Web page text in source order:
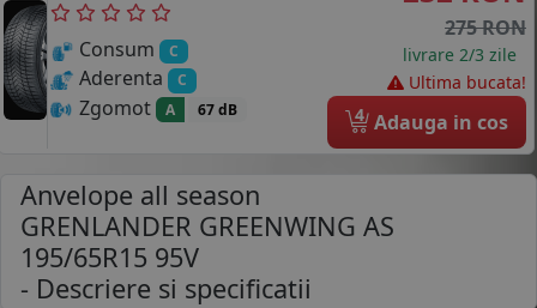
Consum C
Aderenta C
Zgomot A 67 dB
275 RON
livrare 2/3 zile
Ultima bucata!
4 Adauga in cos
Anvelope all season
GRENLANDER GREENWING AS
195/65R15 95V
- Descriere si specificatii